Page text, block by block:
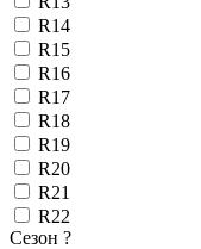
R14
R15
R16
R17
R18
R19
R20
R21
R22
Сезон ?